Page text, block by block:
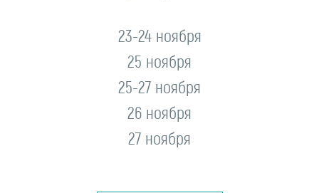
23-24 ноября
25 ноября
25-27 ноября
26 ноября
27 ноября